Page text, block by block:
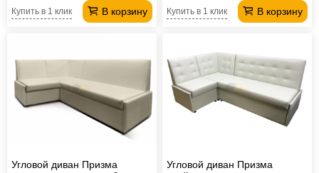
В корзину
Купить в 1 клик В корзину
Купить в 1 клик
Угловой диван Призма
Угловой диван Призма